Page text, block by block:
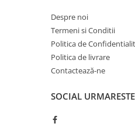
Despre noi
Termeni si Conditii
Politica de
Politica de livrare
Contactează-ne
SOCIAL